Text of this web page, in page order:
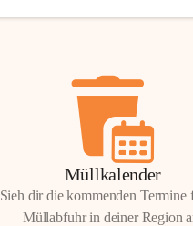
Müllkalender
Sieh dir die kommenden Termine
Müllabfuhr in deiner Region